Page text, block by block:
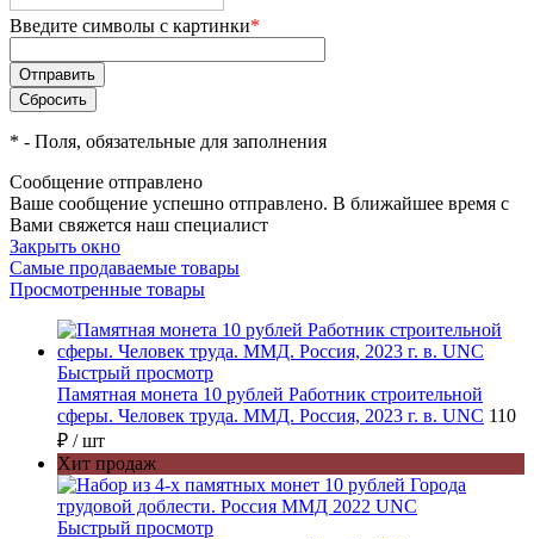
Введите символы с картинки*
* - Поля, обязательные для заполнения
Сообщение отправлено
Ваше сообщение успешно отправлено. В ближайшее время с
Вами свяжется наш специалист
Закрыть окно
Самые продаваемые товары
Просмотренные товары
Быстрый просмотр
Памятная монета 10 рублей Работник строительной
сферы. Человек труда. ММД. Россия, 2023 г. в. UNC 110
₽ / шт
Хит продаж
Быстрый просмотр